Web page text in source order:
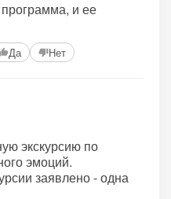
и ее
Да Нет
экскурсию по
эмоций.
заявлено - одна